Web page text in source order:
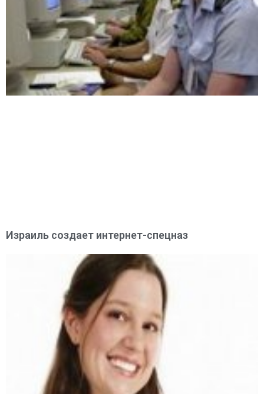
Израиль создает интернет-спецназ